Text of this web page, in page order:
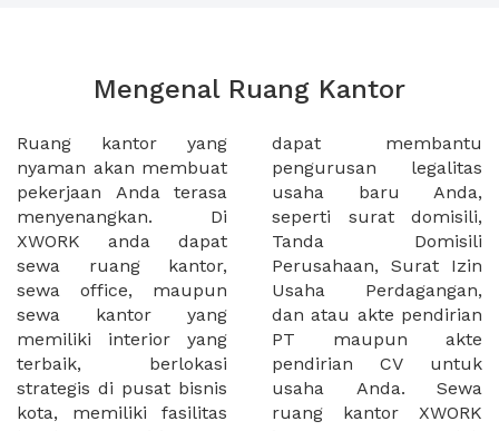
Mengenal Ruang Kantor
Ruang kantor yang
nyaman akan membuat
pekerjaan Anda terasa
menyenangkan. Di
XWORK anda dapat
sewa ruang kantor,
sewa office, maupun
sewa kantor yang
memiliki interior yang
terbaik, berlokasi
strategis di pusat bisnis
kota, memiliki fasilitas
dapat membantu
pengurusan legalitas
usaha baru Anda,
seperti surat domisili,
Tanda Domisili
Perusahaan, Surat Izin
Usaha Perdagangan,
dan atau akte pendirian
PT maupun akte
pendirian CV untuk
usaha Anda. Sewa
ruang kantor XWORK